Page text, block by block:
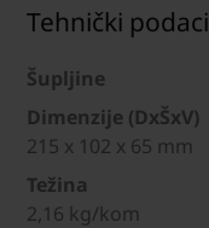
Tehnički podaci
Šupljine
Dimenzije (DxŠxV)
215 x 102 x 65 mm
Težina
2,16 kg/kom